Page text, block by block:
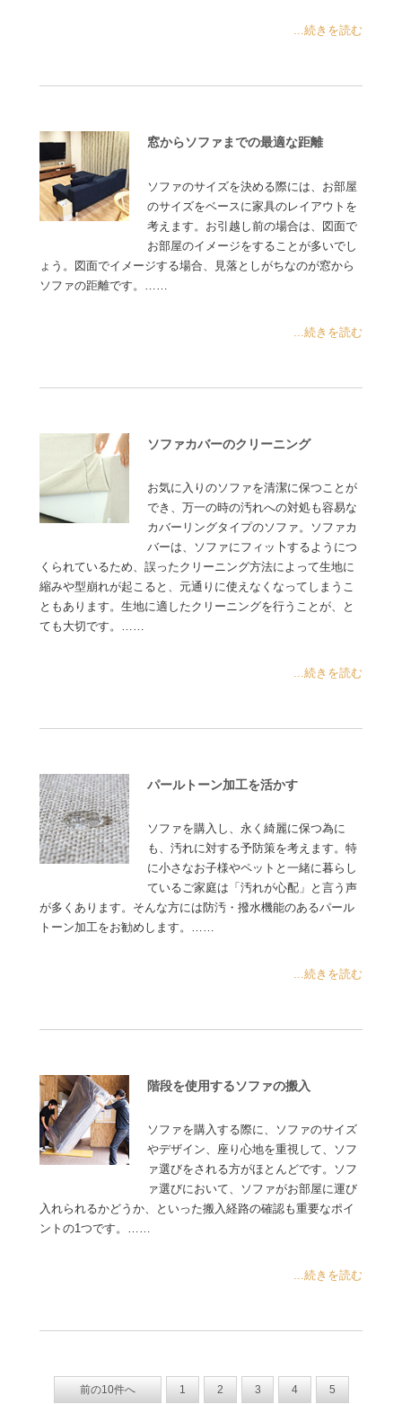
...続きを読む
窓からソファまでの最適な距離
ソファのサイズを決める際には、お部屋
のサイズをベースに家具のレイアウトを
考えます。お引越し前の場合は、図面で
お部屋のイメージをすることが多いでし
ょう。図面でイメージする場合、見落としがちなのが窓から
ソファの距離です。……
...続きを読む
ソファカバーのクリーニング
お気に入りのソファを清潔に保つことが
でき、万一の時の汚れへの対処も容易な
カバーリングタイプのソファ。ソファカ
バーは、ソファにフィッ卜するようにつ
くられているため、誤ったクリーニング方法によって生地に
縮みや型崩れが起こると、元通りに使えなくなってしまうこ
ともあります。生地に適したクリーニングを行うことが、と
ても大切です。……
...続きを読む
パールトーン加工を活かす
ソファを購入し、永く綺麗に保つ為に
も、汚れに対する予防策を考えます。特
に小さなお子様やペットと一緒に暮らし
ているご家庭は「汚れが心配」と言う声
が多くあります。そんな方には防汚・撥水機能のあるパール
トーン加工をお勧めします。……
...続きを読む
階段を使用するソファの搬入
ソファを購入する際に、ソファのサイズ
やデザイン、座り心地を重視して、ソフ
ァ選びをされる方がほとんどです。ソフ
ァ選びにおいて、ソファがお部屋に運び
入れられるかどうか、といった搬入経路の確認も重要なポイ
ントの1つです。……
...続きを読む
前の10件へ 1 2 3 4 5